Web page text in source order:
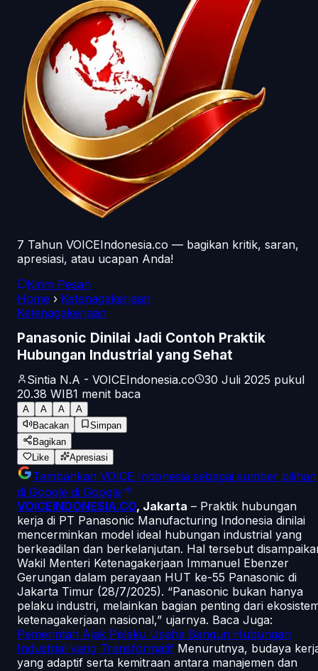
7 Tahun VOICEIndonesia.co — bagikan kritik, saran,
apresiasi, atau ucapan Anda!
Kirim Pesan
Home › Ketenagakerjaan
Ketenagakerjaan
Panasonic Dinilai Jadi Contoh Praktik
Hubungan Industrial yang Sehat
Sintia N.A - VOICEIndonesia.co
30 Juli 2025 pukul
20.38 WIB1 menit baca
A A A
A
Bacakan
Simpan
Bagikan
Like
Apresiasi
Tambahkan VOICE Indonesia sebagai sumber pilihan
di Google di Google
VOICEINDONESIA.CO, Jakarta – Praktik hubungan
kerja di PT Panasonic Manufacturing Indonesia dinilai
mencerminkan model ideal hubungan industrial yang
berkeadilan dan berkelanjutan. Hal tersebut
Wakil Menteri Ketenagakerjaan Immanuel Ebenzer
Gerungan dalam perayaan HUT ke-55 Panasonic di
Jakarta Timur (28/7/2025). “Panasonic bukan hanya
pelaku industri, melainkan bagian penting dari
ketenagakerjaan nasional,” ujarnya. Baca Juga:
Pemerintah Ajak Pelaku Usaha Bangun Hubungan
Industrial yang Transformatif Menurutnya, budaya
yang adaptif serta kemitraan antara manajemen dan